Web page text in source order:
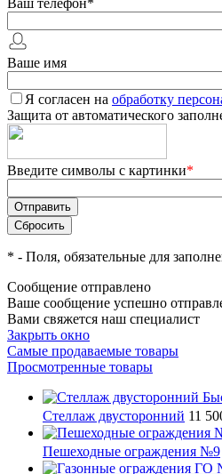
Ваш телефон*
Ваше имя
Я согласен на обработку
Защита от автоматического
Введите символы с картинки*
* - Поля, обязательные для
Сообщение отправлено
Ваше сообщение успешно
Вами свяжется наш специалист
Закрыть окно
Самые продаваемые товары
Просмотренные товары
Стеллаж двусторонний 11
Пешеходные ограждения №9